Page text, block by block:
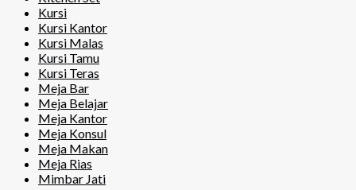
Kursi
Kursi Kantor
Kursi Malas
Kursi Tamu
Kursi Teras
Meja Bar
Meja Belajar
Meja Kantor
Meja Konsul
Meja Makan
Meja Rias
Mimbar Jati